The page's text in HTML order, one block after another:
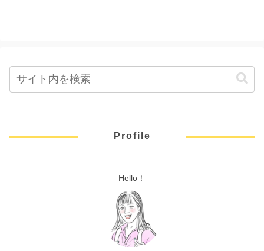
Profile
Hello！